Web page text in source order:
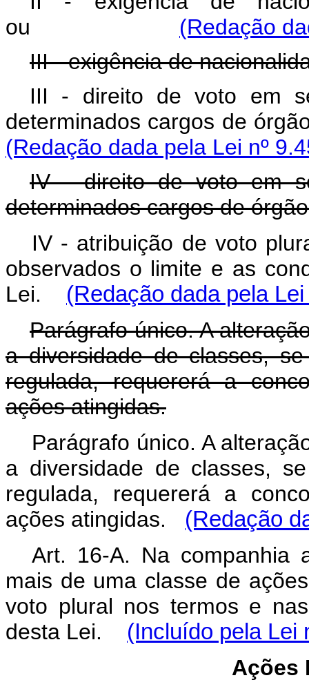
ou (Redação
III - exigência de
III - direito de voto em
determinados
(Redação dada pela Lei nº
IV - direito de voto em
determinados cargos de
IV - atribuição de voto
observados o limite e as
Lei. (Redação dada pela
Parágrafo único. A
a diversidade de classes,
regulada, requererá a
ações atingidas.
Parágrafo único. A
a diversidade de classes,
regulada, requererá a
ações atingidas. (Redação
Art. 16-A. Na companhia
mais de uma classe de
voto plural nos termos e
desta Lei. (Incluído pela Lei
Ações